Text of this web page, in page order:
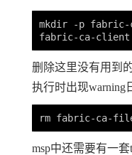
mkdir -p fabric-
删除这里没有用到
执行时出现warning
msp中还需要有一